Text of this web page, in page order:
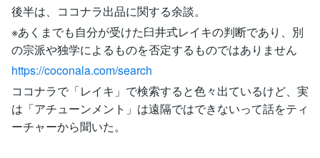
後半は、ココナラ出品に関する余談。
※あくまでも自分が受けた臼井式レイキの判断であり、別
の宗派や独学によるものを否定するものではありません
https://coconala.com/search
ココナラで「レイキ」で検索すると色々出ているけど、実
は「アチューンメント」は遠隔ではできないって話をティ
ーチャーから聞いた。